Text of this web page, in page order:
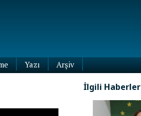
Yazı
Arşiv
İlgili Haberler